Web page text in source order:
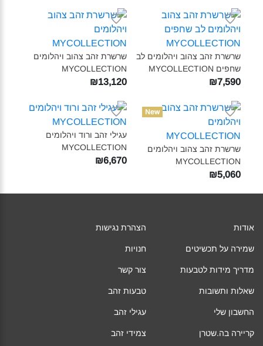
שרשרת זהב צהוב ויהלומים לב
שחפים MYCOLLECTION‎
₪7,590
שרשרת זהב צהוב ויהלומים
MYCOLLECTION‎
₪13,120
New
שרשרת זהב צהוב ויהלומים
MYCOLLECTION‎
₪5,060
עגילי זהב ורוד ויהלומים
MYCOLLECTION‎
₪6,670
אודות
שמירה על תכשיטים
מדריך מידות לטבעות
שאלות ותשובות
החשבון שלי
קריירה בה.שטרן
הצהרת נגישות
חנויות
צור קשר
טבעות זהב
עגילי זהב
צמידי זהב